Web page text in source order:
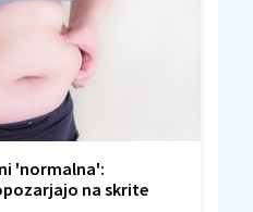
'normalna':
na skrite